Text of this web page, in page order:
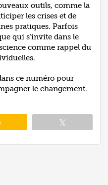
outils, comme la
les crises et de
pratiques. Parfois
qui s’invite dans le
comme rappel du
ce numéro pour
le changement.